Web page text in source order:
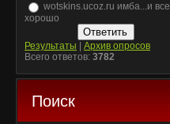
wotskins.ucoz.ru имба...и все
хорошо
Результаты
Архив опросов
Всего ответов: 3782
Поиск